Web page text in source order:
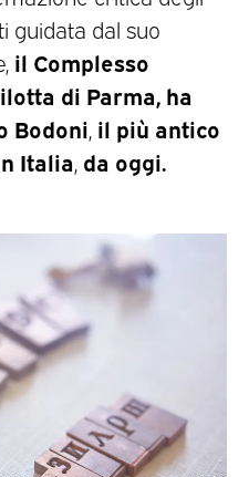
guidata dal suo
il Complesso
di Parma, ha
Bodoni il più antico
Italia da oggi.